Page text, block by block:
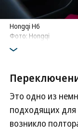
Hongqi H6
Фото: Hongqi
Это одно из
подходящих для
возникло